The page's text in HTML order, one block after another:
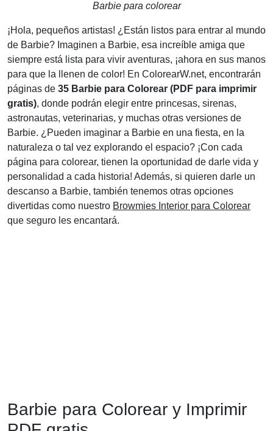
Barbie para colorear
¡Hola, pequeños artistas! ¿Están listos para entrar al mundo
de Barbie? Imaginen a Barbie, esa increíble amiga que
siempre está lista para vivir aventuras, ¡ahora en sus manos
para que la llenen de color! En ColorearW.net, encontrarán
páginas de 35 Barbie para Colorear (PDF para imprimir
gratis), donde podrán elegir entre princesas, sirenas,
astronautas, veterinarias, y muchas otras versiones de
Barbie. ¿Pueden imaginar a Barbie en una fiesta, en la
naturaleza o tal vez explorando el espacio? ¡Con cada
página para colorear, tienen la oportunidad de darle vida y
personalidad a cada historia! Además, si quieren darle un
descanso a Barbie, también tenemos otras opciones
divertidas como nuestro Browmies Interior para Colorear
que seguro les encantará.
Barbie para Colorear y Imprimir